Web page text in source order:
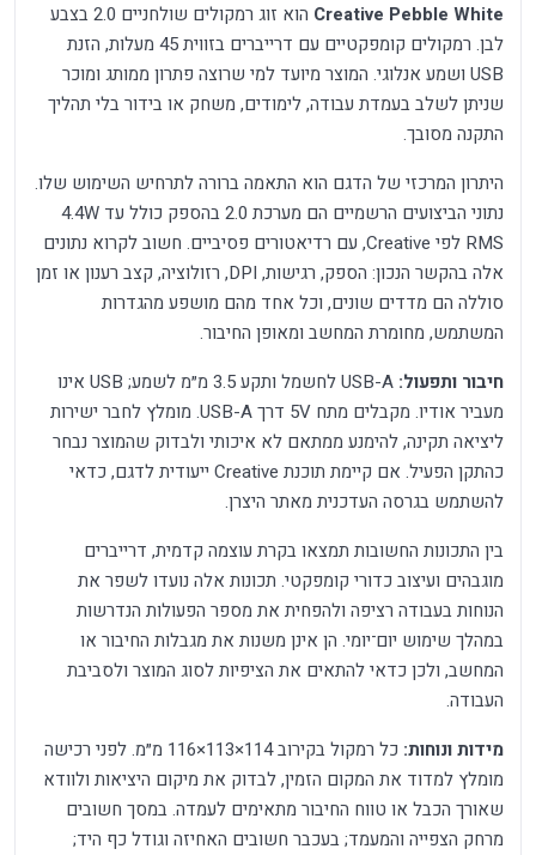
Creative Pebble White
הוא זוג רמקולים שולחניים 2.0 בצבע
לבן. רמקולים קומפקטיים עם דרייברים בזווית 45 מעלות, הזנת
USB ושמע אנלוגי. המוצר מיועד למי שרוצה פתרון ממותג ומוכר
שניתן לשלב בעמדת עבודה, לימודים, משחק או בידור בלי תהליך
התקנה מסובך.
היתרון המרכזי של הדגם הוא התאמה ברורה לתרחיש השימוש שלו.
נתוני הביצועים הרשמיים הם מערכת 2.0 בהספק כולל עד 4.4W
RMS לפי Creative, עם רדיאטורים פסיביים. חשוב לקרוא נתונים
אלה בהקשר הנכון: הספק, רגישות, DPI, רזולוציה, קצב רענון או זמן
סוללה הם מדדים שונים, וכל אחד מהם מושפע מהגדרות
המשתמש, מחומרת המחשב ומאופן החיבור.
חיבור ותפעול:
USB-A לחשמל ותקע 3.5 מ״מ לשמע; USB אינו
מעביר אודיו. מקבלים מתח 5V דרך USB-A. מומלץ לחבר ישירות
ליציאה תקינה, להימנע ממתאם לא איכותי ולבדוק שהמוצר נבחר
כהתקן הפעיל. אם קיימת תוכנת Creative ייעודית לדגם, כדאי
להשתמש בגרסה העדכנית מאתר היצרן.
בין התכונות החשובות תמצאו בקרת עוצמה קדמית, דרייברים
מוגבהים ועיצוב כדורי קומפקטי. תכונות אלה נועדו לשפר את
הנוחות בעבודה רציפה ולהפחית את מספר הפעולות הנדרשות
במהלך שימוש יום־יומי. הן אינן משנות את מגבלות החיבור או
המחשב, ולכן כדאי להתאים את הציפיות לסוג המוצר ולסביבת
העבודה.
מידות ונוחות:
כל רמקול בקירוב 114×113×116 מ״מ. לפני רכישה
מומלץ למדוד את המקום הזמין, לבדוק את מיקום היציאות ולוודא
שאורך הכבל או טווח החיבור מתאימים לעמדה. במסך חשובים
מרחק הצפייה והמעמד; בעכבר חשובים האחיזה וגודל כף היד;